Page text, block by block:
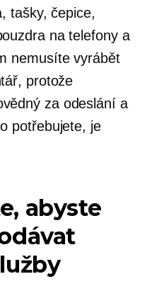
tašky, čepice,
na telefony a
nemusíte vyrábět
protože
za odeslání a
potřebujete, je
abyste